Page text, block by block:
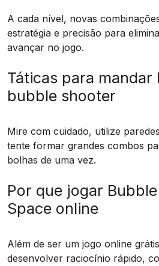
A cada nível, novas
estratégia e precisão para
avançar no jogo.
Táticas para mandar
bubble shooter
Mire com cuidado, utilize
tente formar grandes combos
bolhas de uma vez.
Por que jogar
Space online
Além de ser um jogo online
desenvolver raciocínio rápido,